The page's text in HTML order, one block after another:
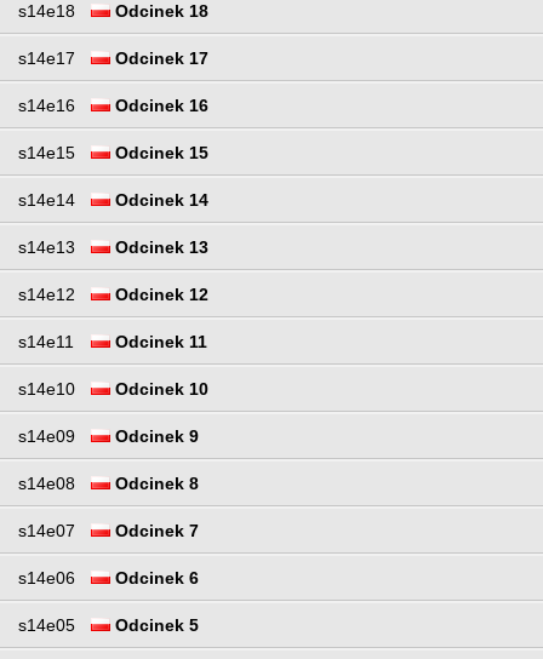
s14e18 Odcinek 18
s14e17 Odcinek 17
s14e16 Odcinek 16
s14e15 Odcinek 15
s14e14 Odcinek 14
s14e13 Odcinek 13
s14e12 Odcinek 12
s14e11 Odcinek 11
s14e10 Odcinek 10
s14e09 Odcinek 9
s14e08 Odcinek 8
s14e07 Odcinek 7
s14e06 Odcinek 6
s14e05 Odcinek 5